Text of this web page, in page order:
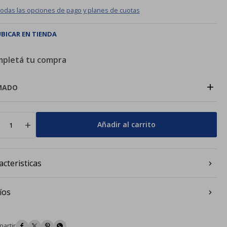
las opciones de pago y planes de cuotas
EN TIENDA
tu compra
+
add Añadir al carrito